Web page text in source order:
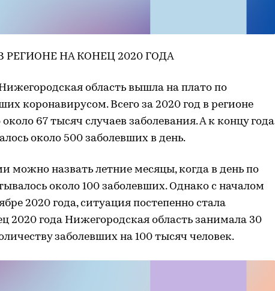
РЕГИОНЕ НА КОНЕЦ 2020 ГОДА
область вышла на плато по
коронавирусом. Всего за 2020 год в регионе
67 тысяч случаев заболевания. А к концу года
около 500 заболевших в день.
назвать летние месяцы, когда в день по
около 100 заболевших. Однако с началом
2020 года, ситуация постепенно стала
2020 года Нижегородская область занимала 30
заболевших на 100 тысяч человек.